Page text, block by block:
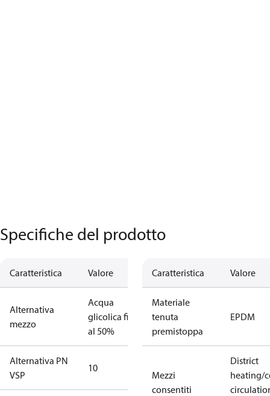
Specifiche del prodotto
Caratteristica Valore
Alternativa
mezzo
Acqua
glicolica fino
al 50%
Alternativa PN
VSP
10
Caratteristica Valore
Materiale
tenuta
premistoppa
EPDM
Mezzi
consentiti
District
heating/